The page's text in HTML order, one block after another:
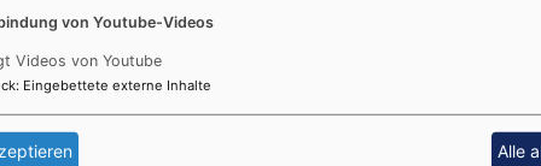
ich auf dich.
von Youtube-Videos
Videos von Youtube
: Eingebettete externe Inhalte
Alle